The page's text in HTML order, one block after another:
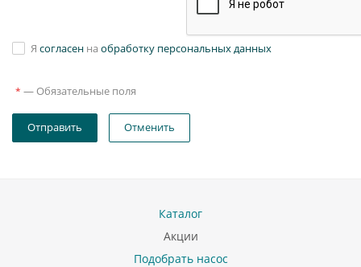
Я согласен на обработку персональных данных
* — Обязательные поля
Отправить Отменить
Каталог
Акции
Подобрать насос